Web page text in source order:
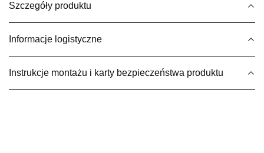
Szczegóły produktu
Informacje logistyczne
Instrukcje montażu i karty bezpieczeństwa produktu